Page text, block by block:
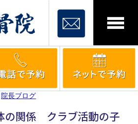
院長ブログ
の関係 クラブ活動の子